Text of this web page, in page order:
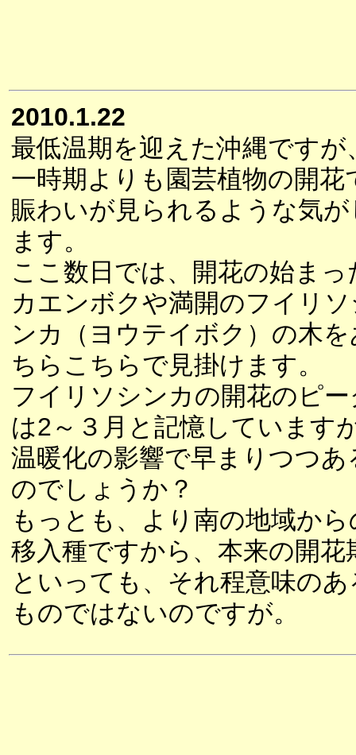
2010.1.22
最低温期を迎えた沖縄ですが
一時期よりも園芸植物の開花
賑わいが見られるような気が
ます。
ここ数日では、開花の始まっ
カエンボクや満開のフイリ
ンカ（ヨウテイボク）の木を
ちらこちらで見掛けます。
フイリソシンカの開花のピー
は2～３月と記憶しています
温暖化の影響で早まりつつあ
のでしょうか？
もっとも、より南の地域から
移入種ですから、本来の開花
といっても、それ程意味のあ
ものではないのですが。